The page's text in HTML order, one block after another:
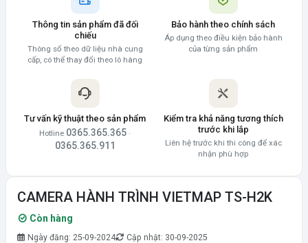
Thông tin sản phẩm đã đối
chiếu
Thông số theo dữ liệu nhà cung
cấp, có thể thay đổi theo lô hàng
Bảo hành theo chính sách
Áp dụng theo điều kiện bảo hành
của từng sản phẩm
Tư vấn kỹ thuật theo sản phẩm
Hotline 0365.365.365 ·
0365.365.911
Kiểm tra khả năng tương thích
trước khi lắp
Liên hệ trước khi thi công để xác
nhận phù hợp
CAMERA HÀNH TRÌNH VIETMAP TS-H2K
Còn hàng
Ngày đăng: 25-09-2024 Cập nhật: 30-09-2025